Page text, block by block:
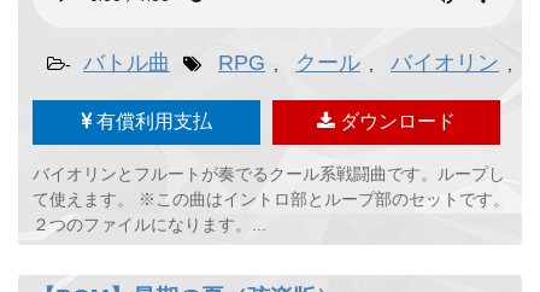
- バトル曲 RPG クール バイオリン
有償利用支払 ダウンロード
バイオリンとフルートが奏でるクール系戦闘曲です。ループし
て使えます。 ※この曲はイントロ部とループ部のセットです。
２つのファイルになります。...